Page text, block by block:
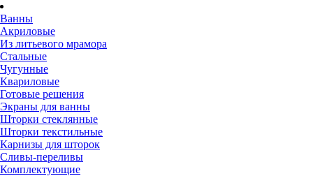
Ванны
Акриловые
Из литьевого мрамора
Стальные
Чугунные
Квариловые
Готовые решения
Экраны для ванны
Шторки стеклянные
Шторки текстильные
Карнизы для шторок
Сливы-переливы
Комплектующие